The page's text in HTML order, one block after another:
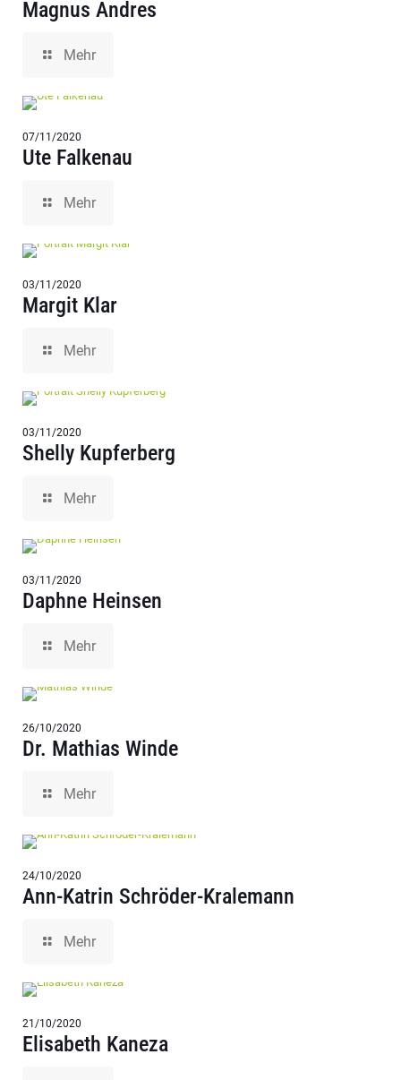
Magnus Andres
Mehr
07/11/2020
Ute Falkenau
Mehr
03/11/2020
Margit Klar
Mehr
03/11/2020
Shelly Kupferberg
Mehr
03/11/2020
Daphne Heinsen
Mehr
26/10/2020
Dr. Mathias Winde
Mehr
24/10/2020
Ann-Katrin Schröder-Kralemann
Mehr
21/10/2020
Elisabeth Kaneza